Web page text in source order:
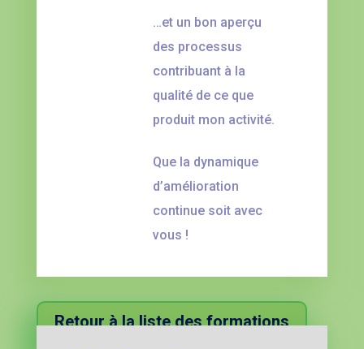
…et un bon aperçu
des processus
contribuant à la
qualité de ce que
produit mon activité.
Que la dynamique
d’amélioration
continue soit avec
vous !
Retour à la liste des formations